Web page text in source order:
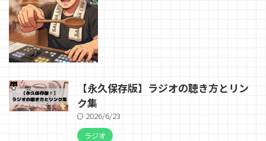
【永久保存版】ラジオの聴き方とリン
ク集
2026/6/23
ラジオ